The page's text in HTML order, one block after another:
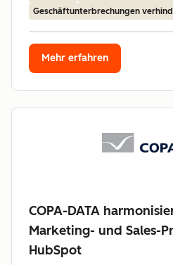
Geschäftunterbrechungen
Mehr erfahren
COPA-DATA
Marketing- und Sales-
HubSpot